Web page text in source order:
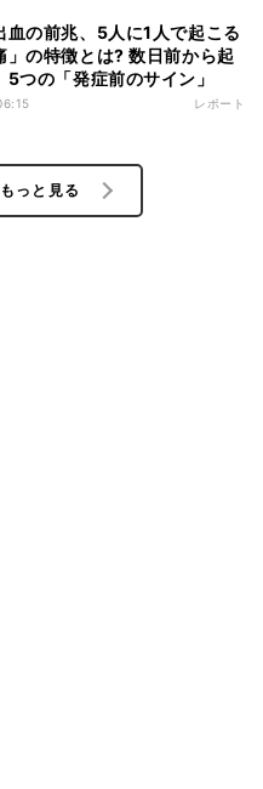
血の前兆、5人に1人で起こる
」の特徴とは? 数日前から起
5つの「発症前のサイン」
レポート
っと見る